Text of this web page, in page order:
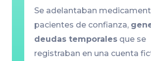
Se adelantaban
pacientes de confianza,
deudas temporalesque se
registraban en una cuenta